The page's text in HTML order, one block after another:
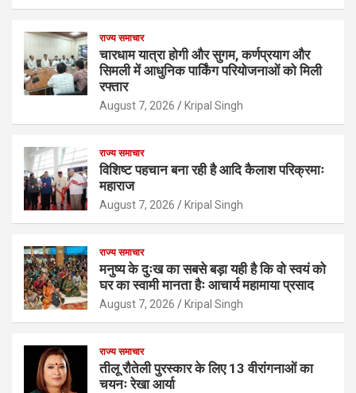
राज्य समाचार
चारधाम यात्रा होगी और सुगम, कर्णप्रयाग और
सिमली में आधुनिक पार्किंग परियोजनाओं को मिली
रफ्तार
August 7, 2026 Kripal Singh
राज्य समाचार
विशिष्ट पहचान बना रही है आदि कैलाश परिक्रमाः
महाराज
August 7, 2026 Kripal Singh
राज्य समाचार
मनुष्य के दुःख का सबसे बड़ा यही है कि वो स्वयं को
घर का स्वामी मानता हैः आचार्य महामाया प्रसाद
August 7, 2026 Kripal Singh
राज्य समाचार
तीलू रौतेली पुरस्कार के लिए 13 वीरांगनाओं का
चयनः रेखा आर्या